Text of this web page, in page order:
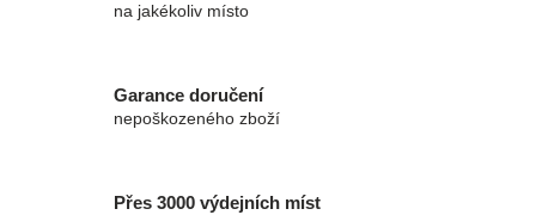
na jakékoliv místo
Garance doručení
nepoškozeného zboží
Přes 3000 výdejních míst